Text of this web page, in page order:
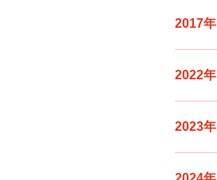
2017年
2022年
2023年